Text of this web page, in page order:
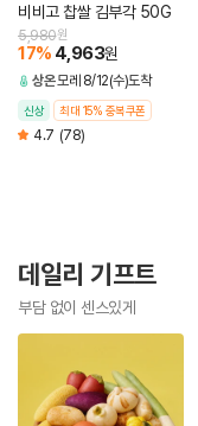
비비고 찹쌀 김부각 50G
17% 4,963원
5,980원
상온 모레 8/12(수)도착
신상 최대 15% 중복쿠폰
4.7 (78)
데일리 기프트
부담 없이 센스있게